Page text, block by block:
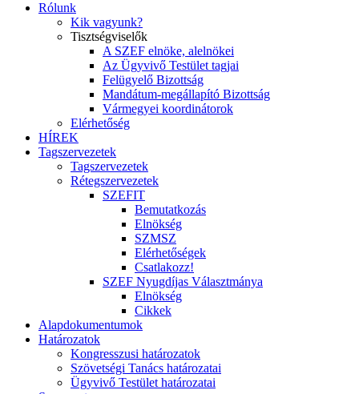
Rólunk
Kik vagyunk?
Tisztségviselők
A SZEF elnöke, alelnökei
Az Ügyvivő Testület tagjai
Felügyelő Bizottság
Mandátum-megállapító Bizottság
Vármegyei koordinátorok
Elérhetőség
HÍREK
Tagszervezetek
Tagszervezetek
Rétegszervezetek
SZEFIT
Bemutatkozás
Elnökség
SZMSZ
Elérhetőségek
Csatlakozz!
SZEF Nyugdíjas Választmánya
Elnökség
Cikkek
Alapdokumentumok
Határozatok
Kongresszusi határozatok
Szövetségi Tanács határozatai
Ügyvivő Testület határozatai